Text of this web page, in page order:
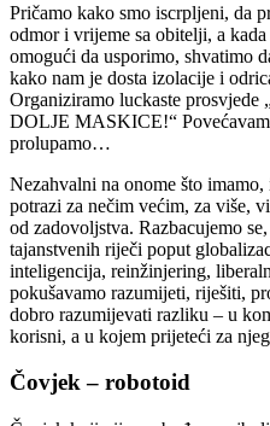
Pričamo kako smo iscrpljeni, da
odmor i vrijeme sa obitelji, a
omogući da usporimo, shvatimo
kako nam je dosta izolacije i
Organiziramo luckaste
DOLJE MASKICE!“
prolupamo…
Nezahvalni na onome što
potrazi za nečim većim, za više,
od zadovoljstva. Razbacujemo
tajanstvenih riječi poput
inteligencija, reinžinjering,
pokušavamo razumijeti, riješiti,
dobro razumijevati razliku – u
korisni, a u kojem prijeteći za
Čovjek – robotoid